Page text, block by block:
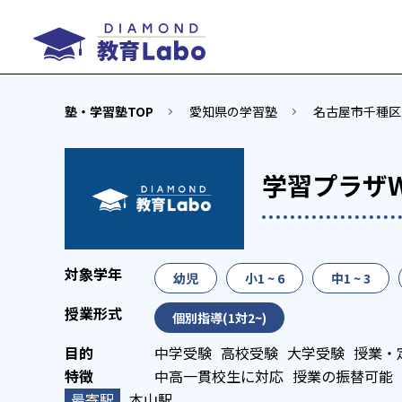
塾・学習塾TOP 愛知県の学習塾 名古屋市千種
学習プラザ
幼児 小1 ~ 6 中1 ~ 3
個別指導(1対2~)
中学受験 高校受験 大学受験 授業・
中高一貫校生に対応 授業の振替可能